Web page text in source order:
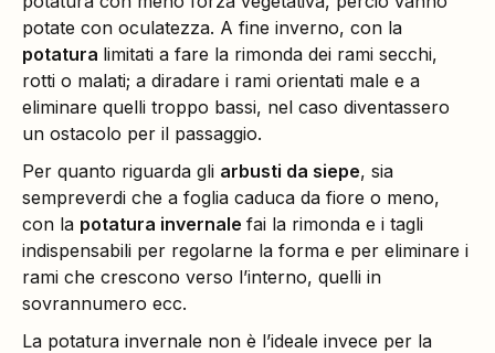
potate con oculatezza. A fine inverno, con la
potatura limitati a fare la rimonda dei rami secchi,
rotti o malati; a diradare i rami orientati male e a
eliminare quelli troppo bassi, nel caso diventassero
un ostacolo per il passaggio.
Per quanto riguarda gli arbusti da siepe, sia
sempreverdi che a foglia caduca da fiore o meno,
con la potatura invernale fai la rimonda e i tagli
indispensabili per regolarne la forma e per eliminare i
rami che crescono verso l’interno, quelli in
sovrannumero ecc.
La potatura invernale non è l’ideale invece per la